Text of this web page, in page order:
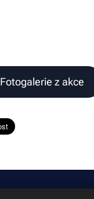
Fotogalerie z akce